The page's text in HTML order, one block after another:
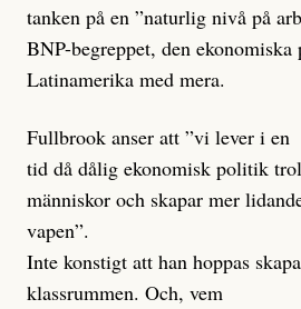
tanken på en ”naturlig nivå på
BNP-begreppet, den
Latinamerika med mera.
Fullbrook anser att ”vi lever i en
tid då dålig ekonomisk politik
människor och skapar mer
vapen”.
Inte konstigt att han hoppas
klassrummen. Och, vem